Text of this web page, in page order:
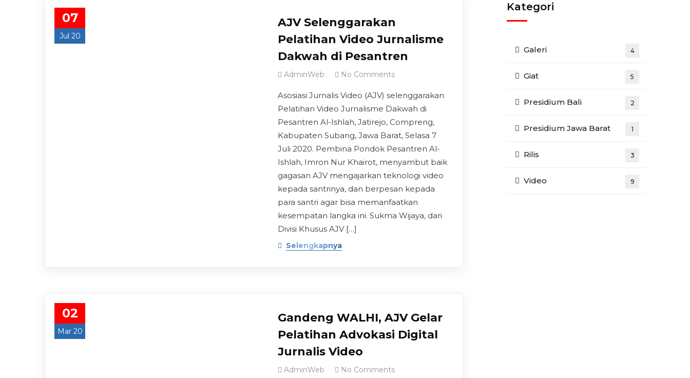
07
Jul 20
AJV Selenggarakan
Pelatihan Video Jurnalisme
Dakwah di Pesantren
AdminWeb No Comments
Asosiasi Jurnalis Video (AJV) selenggarakan
Pelatihan Video Jurnalisme Dakwah di
Pesantren Al-Ishlah, Jatirejo, Compreng,
Kabupaten Subang, Jawa Barat, Selasa 7
Juli 2020. Pembina Pondok Pesantren Al-
Ishlah, Imron Nur Khairot, menyambut baik
gagasan AJV mengajarkan teknologi video
kepada santrinya, dan berpesan kepada
para santri agar bisa memanfaatkan
kesempatan langka ini. Sukma Wijaya, dari
Divisi Khusus AJV […]
Selengkapnya
02
Mar 20
Gandeng WALHI, AJV Gelar
Pelatihan Advokasi Digital
Jurnalis Video
AdminWeb No Comments
Kategori
Galeri 4
Giat 5
Presidium Bali 2
Presidium Jawa Barat 1
Rilis 3
Video 9